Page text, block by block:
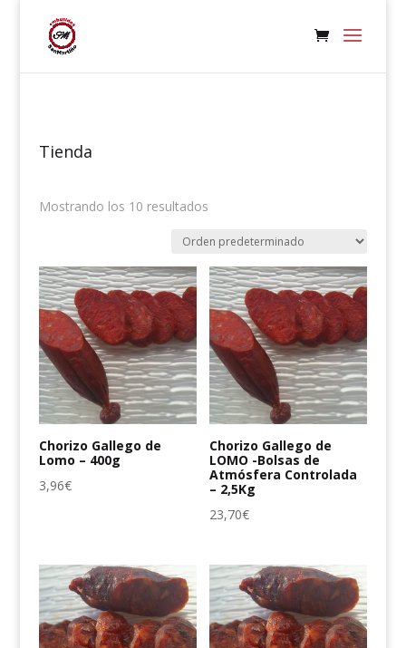
Tienda
Mostrando los 10 resultados
Chorizo Gallego de
Lomo – 400g
3,96€
Chorizo Gallego de
LOMO -Bolsas de
Atmósfera Controlada
– 2,5Kg
23,70€